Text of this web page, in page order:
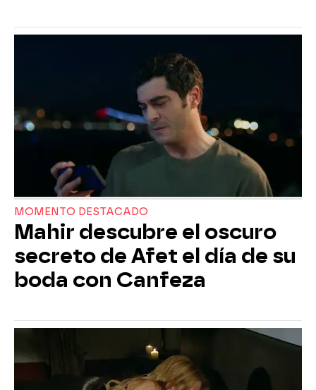
MOMENTO DESTACADO
Mahir descubre el oscuro
secreto de Afet el día de su
boda con Canfeza